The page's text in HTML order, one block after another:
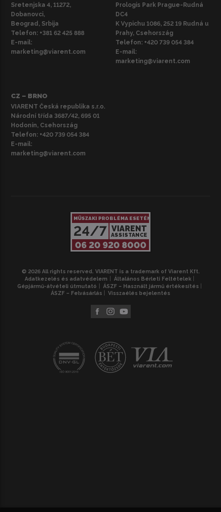
Sretenjska 4, 11272,
Dobanovci,
Beograd, Srbija
Telefon: +381 62 425 888
E-mail:
marketing@viarent.com
Prologis Park Prague-Rudná
DC4
K Vypichu 1086, 252 19 Rudná u
Prahy, Csehország
Telefon: +420 739 054 384
E-mail:
marketing@viarent.com
CZ – BRNO
VIARENT Česká republika s.r.o.
Národní třída 3687/42, 695 01
Hodonín, Csehország
Telefon: +420 739 054 384
E-mail:
marketing@viarent.com
MŰSZAKI PROBLÉMA ESETÉN
24/7 VIARENT
ASSISTANCE
06 20 920 8000
© 2026 All rights reserved. VIARENT is a trademark of Viarent Kft.
Adatkezelés és adatvédelem
Általános Bérleti Feltételek
Gépjármű-átvételi útmutató
ÁSZF – Használt jármű értékesítés
ÁSZF – Felvásárlás
Visszaélés bejelentés